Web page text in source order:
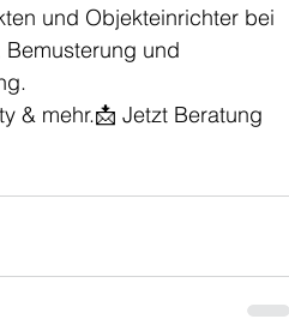
und Objekteinrichter bei
Bemusterung und
& mehr.📩 Jetzt Beratung